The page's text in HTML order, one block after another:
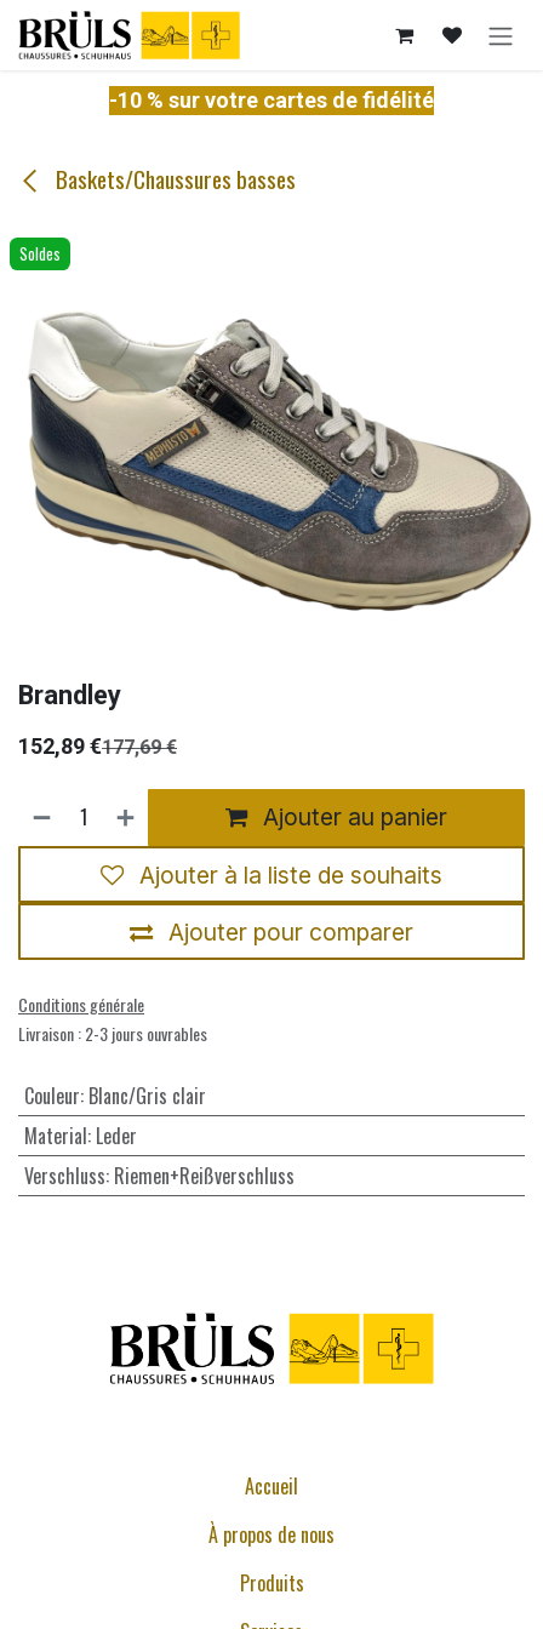
Se rendre au contenu
-10 % sur votre cartes de fidélité
Baskets/Chaussures basses
Soldes
Brandley
152,89€177,69€
Ajouter au panier
Ajouter pour comparer
Ajouter à la liste de souhaits
Conditions générale
Livraison : 2-3 jours ouvrables
Couleur: Blanc/Gris clair
Material: Leder
Verschluss: Riemen+Reißverschluss
Accueil
À propos de nous
Produits